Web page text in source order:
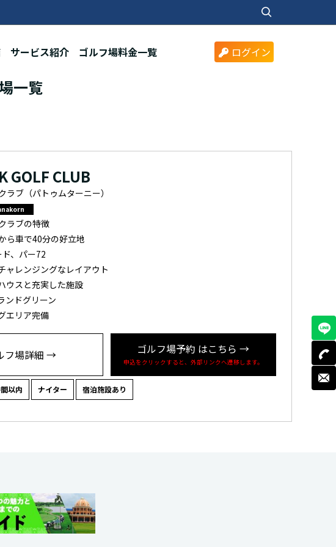
サービス紹介 ゴルフ場料金一覧 ログイン
一覧
GOLF CLUB
ラブ（パトゥムターニー）
ラブの特徴
ら車で40分の好立地
、パー72
ャレンジングなレイアウト
ウスと充実した施設
ンドグリーン
エリア完備
フ場詳細 → ゴルフ場予約 はこちら →
申込をクリックすると、外部リンクへ遷移します。
以内 ナイター 宿泊施設あり